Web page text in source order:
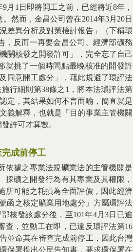
月1日即將開工之前，已經將近8年，
然而，金昌公司曾在2014年3月20日
差異分析及對策檢討報告」（下稱環
，反而一再要金昌公司、經濟部礦務
關核發之開發許可」，完全忘了自己
就挑了一個時間點最晚核准的開發許
同意開工處分」，藉此規避了環評法
行細則第38條之1，將本法環評法第
定，其結果如何不言而喻，簡直就是
義解釋，也就是「目的事業主管機關
許可才算數。
成前停工
依據之專業法規礦業法的主管機關是
礦之開發行為有其專業及其權限，
所可能之耗損為全面評價，因此經濟
函之核定礦業用地處分」方屬環評法
核發該處分後，至101年4月3日已逾
查，並動工在即，已違反環評法第16
並命其在審查完成前停工，因此台灣
保署提出公民告知書，要求環保署在